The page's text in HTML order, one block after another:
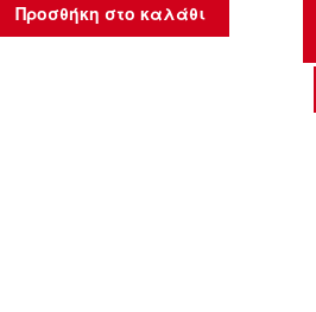
Προσθήκη στο καλάθι